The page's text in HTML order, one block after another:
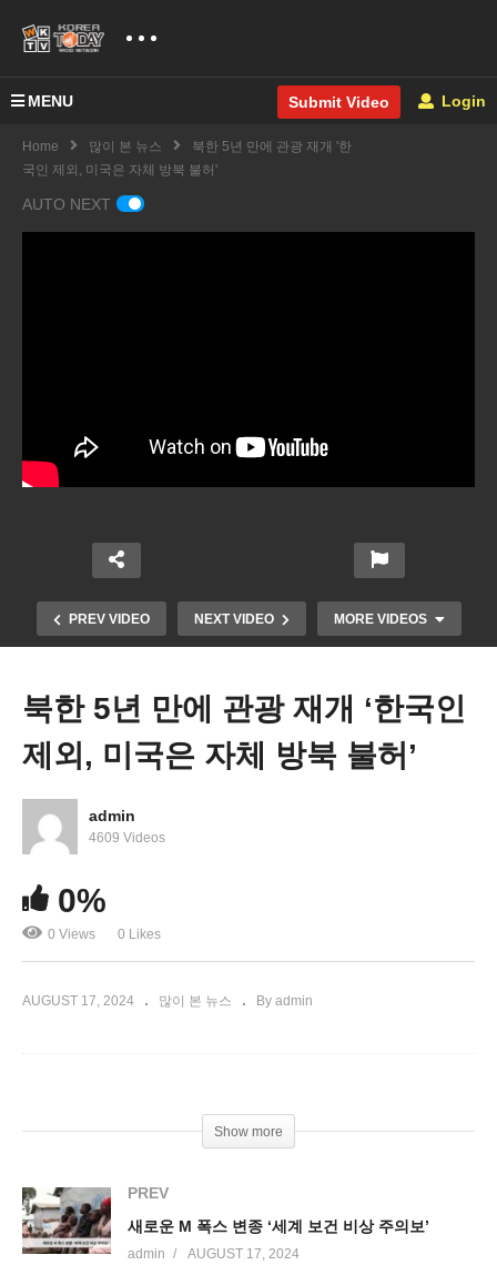
MENU Submit Video Login
Home 많이 본 뉴스
북한 5년 만에 관광 재개 '한
국인 제외, 미국은 자체 방북 불허'
AUTO NEXT
PREV VIDEO NEXT VIDEO MORE VIDEOS
지원, 신생아 6천 달러’
북한 5년 만에 관광 재개 ‘한국인
제외, 미국은 자체 방북 불허’
admin
4609 Videos
0%
0 Views 0 Likes
AUGUST 17, 2024 많이 본 뉴스 By admin
Show more
PREV
새로운 M 폭스 변종 ‘세계 보건 비상 주의보’
admin AUGUST 17, 2024